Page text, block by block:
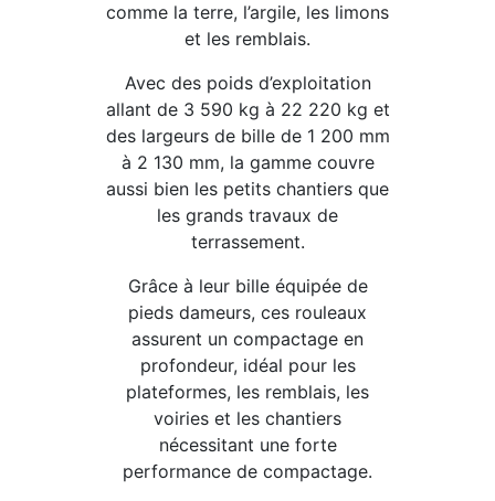
comme la terre, l’argile, les limons
et les remblais.
Avec des poids d’exploitation
allant de 3 590 kg à 22 220 kg et
des largeurs de bille de 1 200 mm
à 2 130 mm, la gamme couvre
aussi bien les petits chantiers que
les grands travaux de
terrassement.
Grâce à leur bille équipée de
pieds dameurs, ces rouleaux
assurent un compactage en
profondeur, idéal pour les
plateformes, les remblais, les
voiries et les chantiers
nécessitant une forte
performance de compactage.